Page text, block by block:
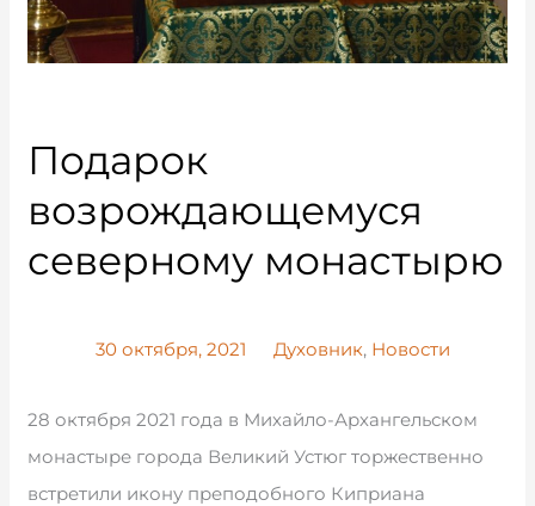
Подарок
возрождающемуся
северному монастырю
30 октября, 2021 Духовник, Новости
28 октября 2021 года в Михайло-Архангельском
монастыре города Великий Устюг торжественно
встретили икону преподобного Киприана